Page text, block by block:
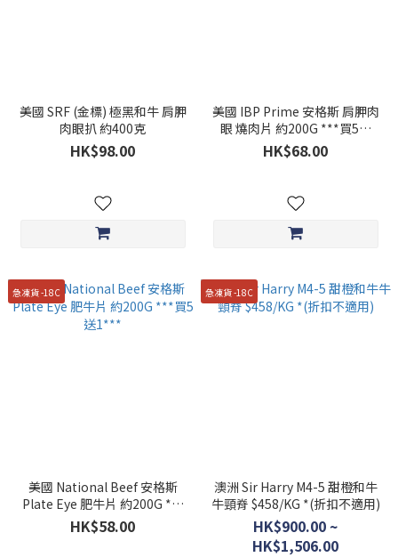
美國 SRF (金標) 極黑和牛 肩胛
肉眼扒 約400克
HK$98.00
美國 IBP Prime 安格斯 肩胛肉
眼 燒肉片 約200G ***買5送
1***
HK$68.00
急凍貨 -18C
美國 National Beef 安格斯
Plate Eye 肥牛片 約200G ***
買5送1***
HK$58.00
急凍貨 -18C
澳洲 Sir Harry M4-5 甜橙和牛
牛頸脊 $458/KG *(折扣不適用)
HK$900.00 ~
HK$1,506.00